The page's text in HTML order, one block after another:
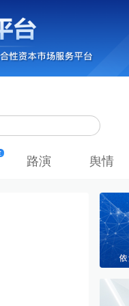
路演 舆情